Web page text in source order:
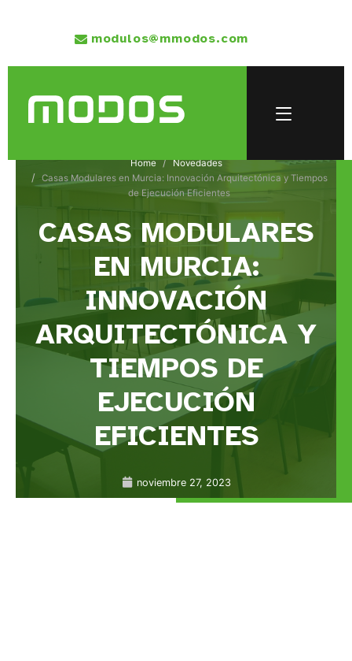
modulos@mmodos.com
Home
Novedades
Casas Modulares en Murcia: Innovación Arquitectónica y Tiempos
de Ejecución Eficientes
CASAS MODULARES
EN MURCIA:
INNOVACIÓN
ARQUITECTÓNICA Y
TIEMPOS DE
EJECUCIÓN
EFICIENTES
noviembre 27, 2023